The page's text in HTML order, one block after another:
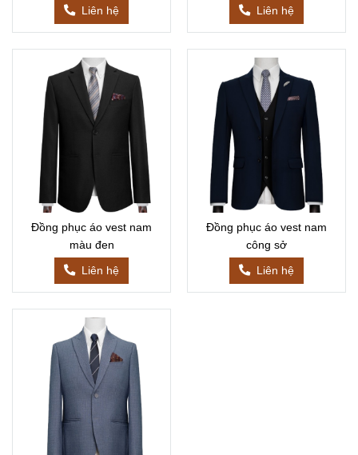
Liên hệ
Liên hệ
Đồng phục áo vest nam
màu đen
Liên hệ
Đồng phục áo vest nam
công sở
Liên hệ